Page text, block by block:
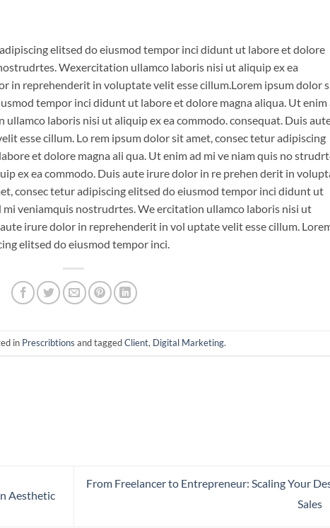
elitsed do eiusmod tempor inci didunt ut labore et dolore
Wexercitation ullamco laboris nisi ut aliquip ex ea
in reprehenderit in voluptate velit esse cillum.Lorem ipsum dolor
tempor inci didunt ut labore et dolore magna aliqua. Ut enim
laboris nisi ut aliquip ex ea commodo. consequat. Duis
esse cillum. Lo rem ipsum dolor sit amet, consec tetur adipiscing
et dolore magna ali qua. Ut enim ad mi ve niam quis no
ex ea commodo. Duis aute irure dolor in re prehen derit in
consec tetur adipiscing elitsed do eiusmod tempor inci didunt ut
mi veniamquis nostrudrtes. We ercitation ullamco laboris nisi ut
irure dolor in reprehenderit in vol uptate velit esse cillum.
elitsed do eiusmod tempor inci.
in Prescribtions and taggedClient, Digital Marketing.
Aesthetic
From Freelancer to Entrepreneur: Scaling Your
Sales